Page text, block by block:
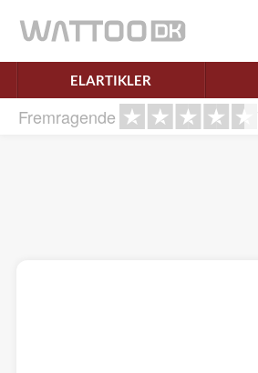
ELARTIKLER
Fremragende
Ret samtykke!